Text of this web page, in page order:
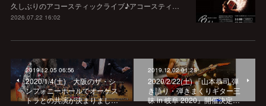
久しぶりのアコースティックライブ♪アコースティ…
2026.07.22 16:02
2019.12.05 06:56
2020/1/4(土) 大阪のザ・シ
ンフォニーホールでオーケス
トラとの共演が決まりまし…
2019.12.02 01:28
2020/2/22(土) 『山本恭司 弾
き語り・弾きまくりギター三
昧 in 岐阜 2020』開催決定…